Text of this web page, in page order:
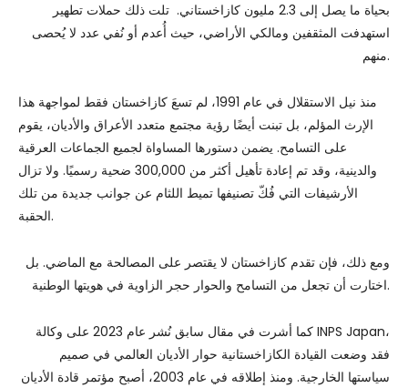
بحياة ما يصل إلى 2.3 مليون كازاخستاني. تلت ذلك حملات تطهير
استهدفت المثقفين ومالكي الأراضي، حيث أُعدم أو نُفي عدد لا يُحصى
منهم.
منذ نيل الاستقلال في عام 1991، لم تسعَ كازاخستان فقط لمواجهة هذا
الإرث المؤلم، بل تبنت أيضًا رؤية مجتمع متعدد الأعراق والأديان، يقوم
على التسامح. يضمن دستورها المساواة لجميع الجماعات العرقية
والدينية، وقد تم إعادة تأهيل أكثر من 300,000 ضحية رسميًا. ولا تزال
الأرشيفات التي فُكّ تصنيفها تميط اللثام عن جوانب جديدة من تلك
الحقبة.
ومع ذلك، فإن تقدم كازاخستان لا يقتصر على المصالحة مع الماضي. بل
اختارت أن تجعل من التسامح والحوار حجر الزاوية في هويتها الوطنية.
كما أشرت في مقال سابق نُشر عام 2023 على وكالة INPS Japan،
فقد وضعت القيادة الكازاخستانية حوار الأديان العالمي في صميم
سياستها الخارجية. ومنذ إطلاقه في عام 2003، أصبح مؤتمر قادة الأديان